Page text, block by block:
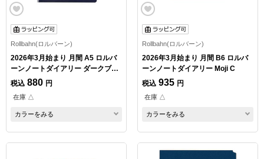
Rollbahn(ロルバーン)
2026年3月始まり 月間 A5 ロルバ
ーンノートダイアリー ダークブル
ー
税込 880 円
在庫 △
カラーをみる
Rollbahn(ロルバーン)
2026年3月始まり 月間 B6 ロルバ
ーンノートダイアリー Moji C
税込 935 円
在庫 △
カラーをみる